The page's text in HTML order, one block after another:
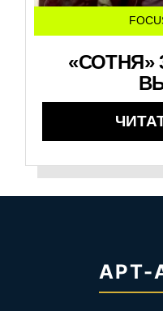
«СОТНЯ»
АРТ-